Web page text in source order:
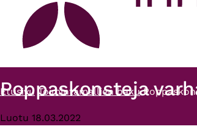
Murupolku
Etusivu Toimintamallien haku
Poppaskonsteja
Luotu 18.03.2022